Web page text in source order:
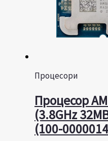
Процесори
Процесор
(3.8GHz
(100-